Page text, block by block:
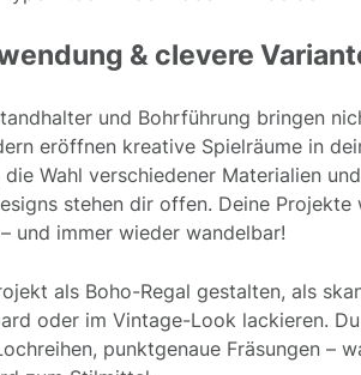
& clevere
und Bohrführung bringen
eröffnen kreative Spielräume in
die Wahl verschiedener Materialien und
stehen dir offen. Deine Projekte
und immer wieder wandelbar!
als Boho-Regal gestalten, als
oder im Vintage-Look lackieren.
punktgenaue Fräsungen –